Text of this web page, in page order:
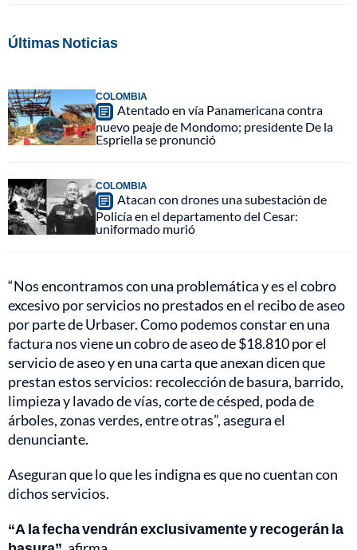
Últimas Noticias
COLOMBIA
Atentado en vía Panamericana contra
nuevo peaje de Mondomo; presidente De la
Espriella se pronunció
COLOMBIA
Atacan con drones una subestación de
Policía en el departamento del Cesar:
uniformado murió
“Nos encontramos con una problemática y es el cobro
excesivo por servicios no prestados en el recibo de aseo
por parte de Urbaser. Como podemos constar en una
factura nos viene un cobro de aseo de $18.810 por el
servicio de aseo y en una carta que anexan dicen que
prestan estos servicios: recolección de basura, barrido,
limpieza y lavado de vías, corte de césped, poda de
árboles, zonas verdes, entre otras”, asegura el
denunciante.
Aseguran que lo que les indigna es que no cuentan con
dichos servicios.
“A la fecha vendrán exclusivamente y recogerán la